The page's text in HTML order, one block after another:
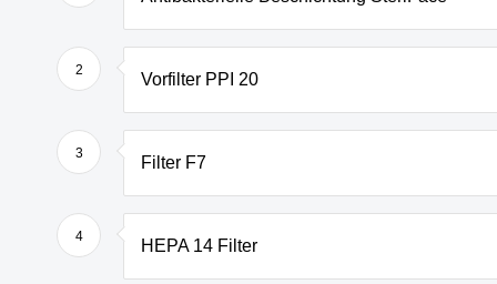
2 Vorfilter PPI 20
3 Filter F7
4 HEPA 14 Filter